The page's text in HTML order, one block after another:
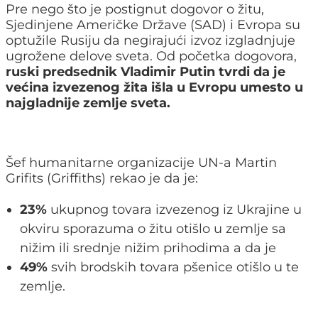
Pre nego što je postignut dogovor o žitu,
Sjedinjene Američke Države (SAD) i Evropa su
optužile Rusiju da negirajući izvoz izgladnjuje
ugrožene delove sveta. Od početka dogovora,
ruski predsednik Vladimir Putin tvrdi da je
većina izvezenog žita išla u Evropu umesto u
najgladnije zemlje sveta.
Šef humanitarne organizacije UN-a Martin
Grifits (Griffiths) rekao je da je:
23% ukupnog tovara izvezenog iz Ukrajine u
okviru sporazuma o žitu otišlo u zemlje sa
nižim ili srednje nižim prihodima a da je
49% svih brodskih tovara pšenice otišlo u te
zemlje.